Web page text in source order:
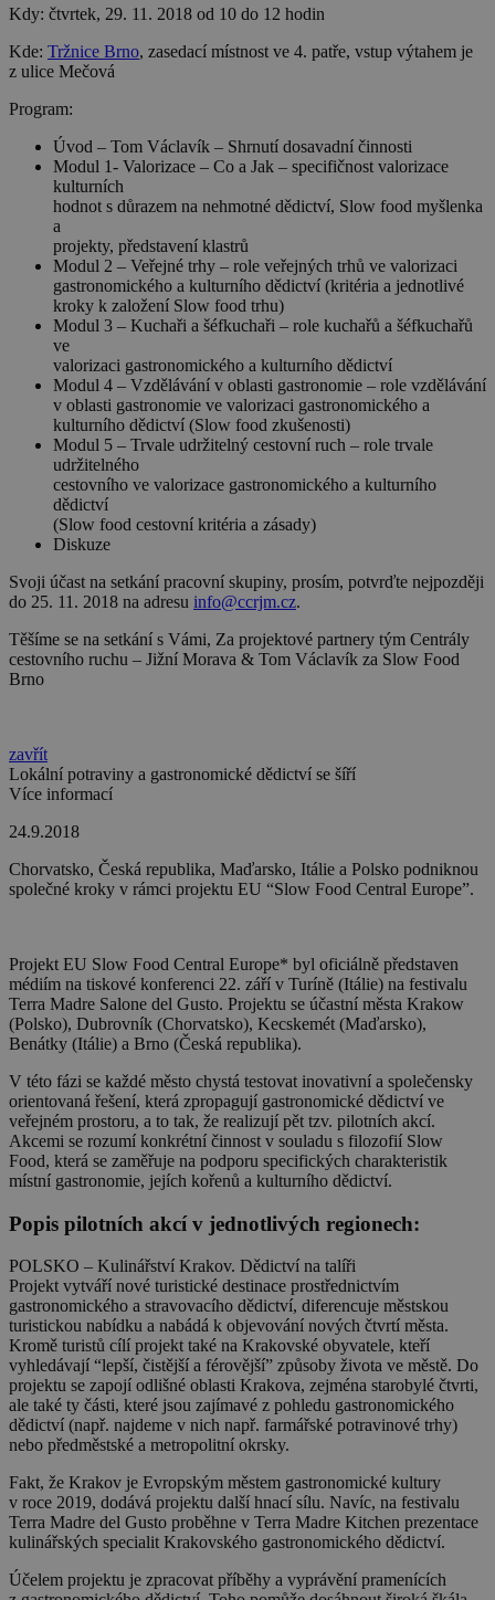
Kdy: čtvrtek, 29. 11. 2018 od 10 do 12 hodin
Kde: Tržnice Brno, zasedací místnost ve 4. patře, vstup výtahem je
z ulice Mečová
Program:
Úvod – Tom Václavík – Shrnutí dosavadní činnosti
Modul 1- Valorizace – Co a Jak – specifičnost valorizace
kulturních
hodnot s důrazem na nehmotné dědictví, Slow food myšlenka
a
projekty, představení klastrů
Modul 2 – Veřejné trhy – role veřejných trhů ve valorizaci
gastronomického a kulturního dědictví (kritéria a jednotlivé
kroky k založení Slow food trhu)
Modul 3 – Kuchaři a šéfkuchaři – role kuchařů a šéfkuchařů
ve
valorizaci gastronomického a kulturního dědictví
Modul 4 – Vzdělávání v oblasti gastronomie – role vzdělávání
v oblasti gastronomie ve valorizaci gastronomického a
kulturního dědictví (Slow food zkušenosti)
Modul 5 – Trvale udržitelný cestovní ruch – role trvale
udržitelného
cestovního ve valorizace gastronomického a kulturního
dědictví
(Slow food cestovní kritéria a zásady)
Diskuze
Svoji účast na setkání pracovní skupiny, prosím, potvrďte nejpozději
do 25. 11. 2018 na adresu info@ccrjm.cz.
Těšíme se na setkání s Vámi, Za projektové partnery tým Centrály
cestovního ruchu – Jižní Morava & Tom Václavík za Slow Food
Brno
zavřít
Lokální potraviny a gastronomické dědictví se šíří
Více informací
24.9.2018
Chorvatsko, Česká republika, Maďarsko, Itálie a Polsko podniknou
společné kroky v rámci projektu EU “Slow Food Central Europe”.
Projekt EU Slow Food Central Europe* byl oficiálně představen
médiím na tiskové konferenci 22. září v Turíně (Itálie) na festivalu
Terra Madre Salone del Gusto. Projektu se účastní města Krakow
(Polsko), Dubrovník (Chorvatsko), Kecskemét (Maďarsko),
Benátky (Itálie) a Brno (Česká republika).
V této fázi se každé město chystá testovat inovativní a společensky
orientovaná řešení, která zpropagují gastronomické dědictví ve
veřejném prostoru, a to tak, že realizují pět tzv. pilotních akcí.
Akcemi se rozumí konkrétní činnost v souladu s filozofií Slow
Food, která se zaměřuje na podporu specifických charakteristik
místní gastronomie, jejích kořenů a kulturního dědictví.
Popis pilotních akcí v jednotlivých regionech:
POLSKO – Kulinářství Krakov. Dědictví na talíři
Projekt vytváří nové turistické destinace prostřednictvím
gastronomického a stravovacího dědictví, diferencuje městskou
turistickou nabídku a nabádá k objevování nových čtvrtí města.
Kromě turistů cílí projekt také na Krakovské obyvatele, kteří
vyhledávají “lepší, čistější a férovější” způsoby života ve městě. Do
projektu se zapojí odlišné oblasti Krakova, zejména starobylé čtvrti,
ale také ty části, které jsou zajímavé z pohledu gastronomického
dědictví (např. najdeme v nich např. farmářské potravinové trhy)
nebo předměstské a metropolitní okrsky.
Fakt, že Krakov je Evropským městem gastronomické kultury
v roce 2019, dodává projektu další hnací sílu. Navíc, na festivalu
Terra Madre del Gusto proběhne v Terra Madre Kitchen prezentace
kulinářských specialit Krakovského gastronomického dědictví.
Účelem projektu je zpracovat příběhy a vyprávění pramenících